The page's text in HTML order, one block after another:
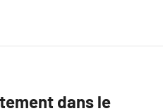
dans le